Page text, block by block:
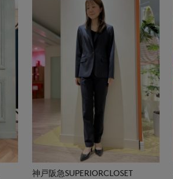
神戸阪急SUPERIORCLOSET